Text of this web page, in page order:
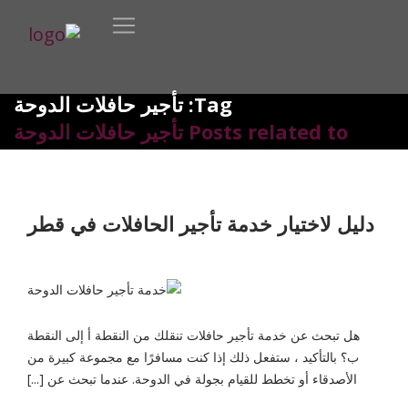
Tag: تأجير حافلات الدوحة
Posts related to تأجير حافلات الدوحة
دليل لاختيار خدمة تأجير الحافلات في قطر
هل تبحث عن خدمة تأجير حافلات تنقلك من النقطة أ إلى النقطة
ب؟ بالتأكيد ، ستفعل ذلك إذا كنت مسافرًا مع مجموعة كبيرة من
الأصدقاء أو تخطط للقيام بجولة في الدوحة. عندما تبحث عن [...]